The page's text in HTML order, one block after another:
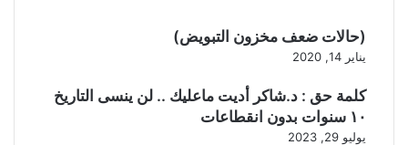
(حالات ضعف مخزون التبويض)
يناير 14, 2020
كلمة حق : د.شاكر أديت ماعليك .. لن ينسى التاريخ
١٠ سنوات بدون انقطاعات
يوليو 29, 2023